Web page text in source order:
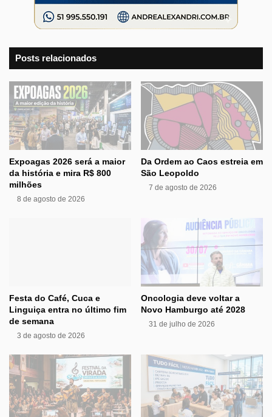
Posts relacionados
Expoagas 2026 será a maior
da história e mira R$ 800
milhões
8 de agosto de 2026
Da Ordem ao Caos estreia em
São Leopoldo
7 de agosto de 2026
Festa do Café, Cuca e
Linguiça entra no último fim
de semana
3 de agosto de 2026
Oncologia deve voltar a
Novo Hamburgo até 2028
31 de julho de 2026